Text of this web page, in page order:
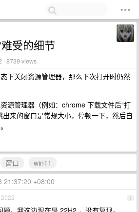
受的细节
· 8739 views
下关闭资源管理器，那么下次打开时仍然
源管理器（例如：chrome 下载文件后“打
来的窗口是常规大小，停顿一下，然后自
窗口
win11
21:37:20 +08:00
1
。我这边现在是 22H2 ，没有复现。